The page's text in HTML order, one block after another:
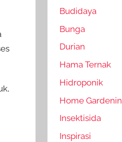
Budidaya
Bunga
Durian
Hama Ternak
Hidroponik
Home
Insektisida
Inspirasi